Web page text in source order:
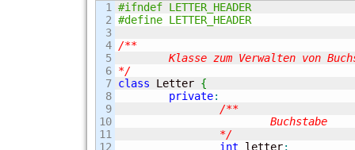
1
2
3
4
5
6
7
8
9
10
11
12
#ifndef LETTER_HEADER
#define LETTER_HEADER
/**
*/
class Letter {
private:
/**
		*/
int letter;